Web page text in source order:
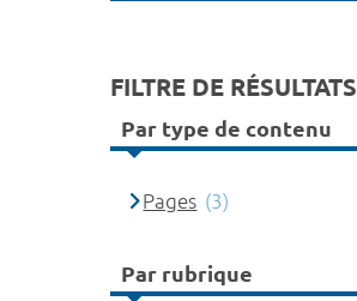
FILTRE DE RÉSULTATS
Par type de contenu
Pages (3)
Par rubrique